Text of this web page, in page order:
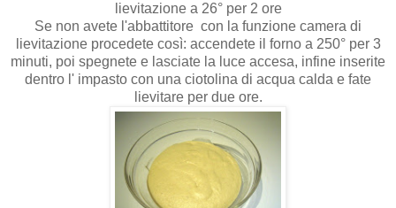
lievitazione a 26° per 2 ore
Se non avete l'abbattitore con la funzione camera di
lievitazione procedete così: accendete il forno a 250° per 3
minuti, poi spegnete e lasciate la luce accesa, infine inserite
dentro l' impasto con una ciotolina di acqua calda e fate
lievitare per due ore.